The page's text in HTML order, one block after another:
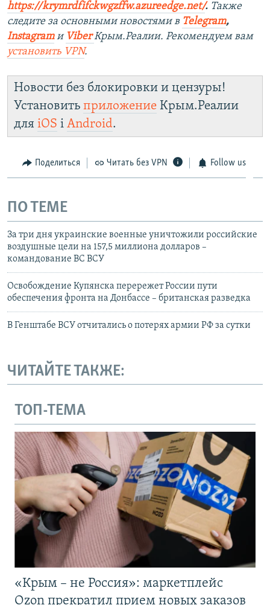
https://krymrdfifckwgzffw.azureedge.net/. ​ Также
следите за основными новостями в Telegram,
Instagram и ViberКрым.Реалии. Рекомендуем вам
установить VPN.
Новости без блокировки и цензуры!
Установить приложение Крым.Реалии
для iOS і Android.
Поделиться Читать без VPN Follow us
ПО ТЕМЕ
За три дня украинские военные уничтожили российские
воздушные цели на 157,5 миллиона долларов –
командование ВС ВСУ
Освобождение Купянска перережет России пути
обеспечения фронта на Донбассе – британская разведка
В Генштабе ВСУ отчитались о потерях армии РФ за сутки
ЧИТАЙТЕ ТАКЖЕ:
ТОП-ТЕМА
«Крым – не Россия»: маркетплейс
Ozon прекратил прием новых заказов